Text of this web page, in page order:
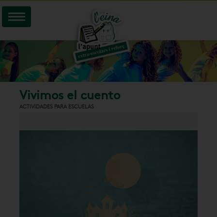
Vivimos el cuento
ACTIVIDADES PARA ESCUELAS